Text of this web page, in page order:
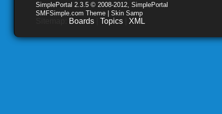
SimplePortal 2.3.5 © 2008-2012, SimplePortal
SMFSimple.com Theme | Skin Samp
Boards Topics XML